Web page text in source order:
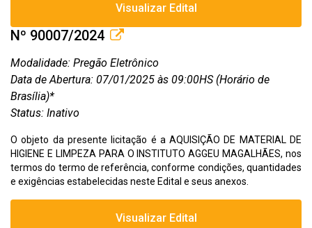
Visualizar Edital
Nº 90007/2024
Modalidade: Pregão Eletrônico
Data de Abertura: 07/01/2025 às 09:00HS (Horário de
Brasília)*
Status: Inativo
O objeto da presente licitação é a AQUISIÇÃO DE MATERIAL DE
HIGIENE E LIMPEZA PARA O INSTITUTO AGGEU MAGALHÃES, nos
termos do termo de referência, conforme condições, quantidades
e exigências estabelecidas neste Edital e seus anexos.
Visualizar Edital